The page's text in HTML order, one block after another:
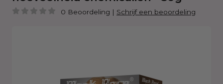
0 Beoordeling | Schrijf een beoordeling